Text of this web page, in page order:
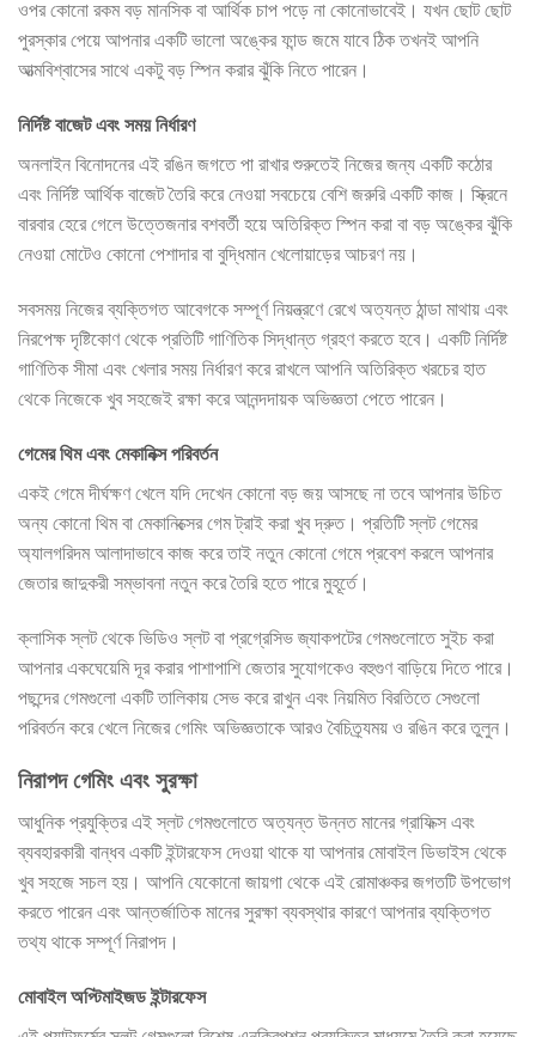
ওপর কোনো রকম বড় মানসিক বা আর্থিক চাপ পড়ে না কোনোভাবেই। যখন ছোট ছোট
পুরস্কার পেয়ে আপনার একটি ভালো অঙ্কের ফান্ড জমে যাবে ঠিক তখনই আপনি
আত্মবিশ্বাসের সাথে একটু বড় স্পিন করার ঝুঁকি নিতে পারেন।
নির্দিষ্ট বাজেট এবং সময় নির্ধারণ
অনলাইন বিনোদনের এই রঙিন জগতে পা রাখার শুরুতেই নিজের জন্য একটি কঠোর
এবং নির্দিষ্ট আর্থিক বাজেট তৈরি করে নেওয়া সবচেয়ে বেশি জরুরি একটি কাজ। স্ক্রিনে
বারবার হেরে গেলে উত্তেজনার বশবর্তী হয়ে অতিরিক্ত স্পিন করা বা বড় অঙ্কের ঝুঁকি
নেওয়া মোটেও কোনো পেশাদার বা বুদ্ধিমান খেলোয়াড়ের আচরণ নয়।
সবসময় নিজের ব্যক্তিগত আবেগকে সম্পূর্ণ নিয়ন্ত্রণে রেখে অত্যন্ত ঠান্ডা মাথায় এবং
নিরপেক্ষ দৃষ্টিকোণ থেকে প্রতিটি গাণিতিক সিদ্ধান্ত গ্রহণ করতে হবে। একটি নির্দিষ্ট
গাণিতিক সীমা এবং খেলার সময় নির্ধারণ করে রাখলে আপনি অতিরিক্ত খরচের হাত
থেকে নিজেকে খুব সহজেই রক্ষা করে আনন্দদায়ক অভিজ্ঞতা পেতে পারেন।
গেমের থিম এবং মেকানিক্স পরিবর্তন
একই গেমে দীর্ঘক্ষণ খেলে যদি দেখেন কোনো বড় জয় আসছে না তবে আপনার উচিত
অন্য কোনো থিম বা মেকানিক্সের গেম ট্রাই করা খুব দ্রুত। প্রতিটি স্লট গেমের
অ্যালগরিদম আলাদাভাবে কাজ করে তাই নতুন কোনো গেমে প্রবেশ করলে আপনার
জেতার জাদুকরী সম্ভাবনা নতুন করে তৈরি হতে পারে মুহূর্তে।
ক্লাসিক স্লট থেকে ভিডিও স্লট বা প্রগ্রেসিভ জ্যাকপটের গেমগুলোতে সুইচ করা
আপনার একঘেয়েমি দূর করার পাশাপাশি জেতার সুযোগকেও বহুগুণ বাড়িয়ে দিতে পারে।
পছন্দের গেমগুলো একটি তালিকায় সেভ করে রাখুন এবং নিয়মিত বিরতিতে সেগুলো
পরিবর্তন করে খেলে নিজের গেমিং অভিজ্ঞতাকে আরও বৈচিত্র্যময় ও রঙিন করে তুলুন।
নিরাপদ গেমিং এবং সুরক্ষা
আধুনিক প্রযুক্তির এই স্লট গেমগুলোতে অত্যন্ত উন্নত মানের গ্রাফিক্স এবং
ব্যবহারকারী বান্ধব একটি ইন্টারফেস দেওয়া থাকে যা আপনার মোবাইল ডিভাইস থেকে
খুব সহজে সচল হয়। আপনি যেকোনো জায়গা থেকে এই রোমাঞ্চকর জগতটি উপভোগ
করতে পারেন এবং আন্তর্জাতিক মানের সুরক্ষা ব্যবস্থার কারণে আপনার ব্যক্তিগত
তথ্য থাকে সম্পূর্ণ নিরাপদ।
মোবাইল অপ্টিমাইজড ইন্টারফেস